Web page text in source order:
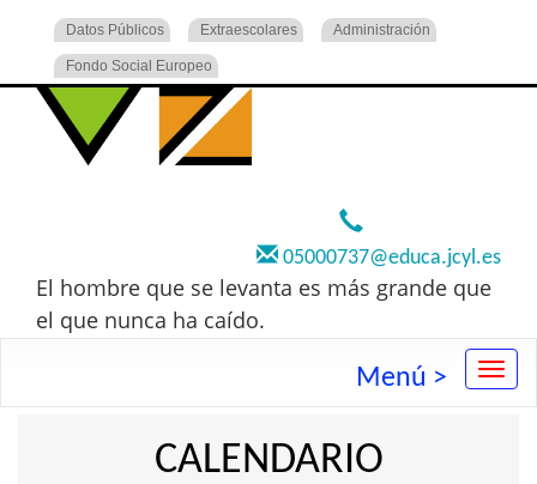
Datos Públicos Extraescolares Administración
Fondo Social Europeo
05000737@educa.jcyl.es
El hombre que se levanta es más grande que
el que nunca ha caído.
Menú >
CALENDARIO